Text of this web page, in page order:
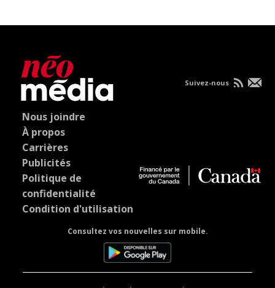
Nous joindre
À propos
Carrières
Publicités
Politique de
confidentialité
Condition d'utilisation
Consultez vos nouvelles sur mobile.
Suivez-nous